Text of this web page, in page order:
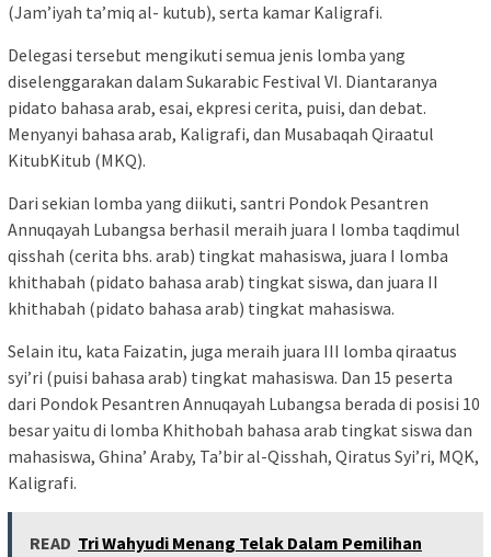
(Jam’iyah ta’miq al- kutub), serta kamar Kaligrafi.
Delegasi tersebut mengikuti semua jenis lomba yang
diselenggarakan dalam Sukarabic Festival VI. Diantaranya
pidato bahasa arab, esai, ekpresi cerita, puisi, dan debat.
Menyanyi bahasa arab, Kaligrafi, dan Musabaqah Qiraatul
KitubKitub (MKQ).
Dari sekian lomba yang diikuti, santri Pondok Pesantren
Annuqayah Lubangsa berhasil meraih juara I lomba taqdimul
qisshah (cerita bhs. arab) tingkat mahasiswa, juara I lomba
khithabah (pidato bahasa arab) tingkat siswa, dan juara II
khithabah (pidato bahasa arab) tingkat mahasiswa.
Selain itu, kata Faizatin, juga meraih juara III lomba qiraatus
syi’ri (puisi bahasa arab) tingkat mahasiswa. Dan 15 peserta
dari Pondok Pesantren Annuqayah Lubangsa berada di posisi 10
besar yaitu di lomba Khithobah bahasa arab tingkat siswa dan
mahasiswa, Ghina’ Araby, Ta’bir al-Qisshah, Qiratus Syi’ri, MQK,
Kaligrafi.
READ Tri Wahyudi Menang Telak Dalam Pemilihan